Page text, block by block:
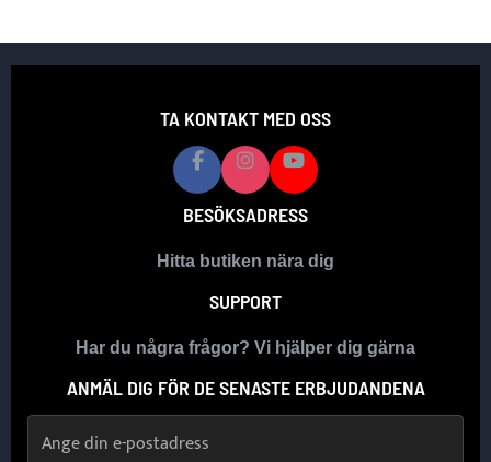
TA KONTAKT MED OSS
BESÖKSADRESS
Hitta butiken nära dig
SUPPORT
Har du några frågor? Vi hjälper dig gärna
ANMÄL DIG FÖR DE SENASTE ERBJUDANDENA